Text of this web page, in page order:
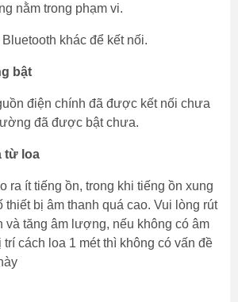
nằm trong phạm vi.
khác để kết nối.
bật
điện chính đã được kết nối chưa
đã được bật chưa.
từ loa
ra ít tiếng ồn, trong khi tiếng ồn xung
thiết bị âm thanh quá cao. Vui lòng rút
và tăng âm lượng, nếu không có âm
cách loa 1 mét thì không có vấn đề